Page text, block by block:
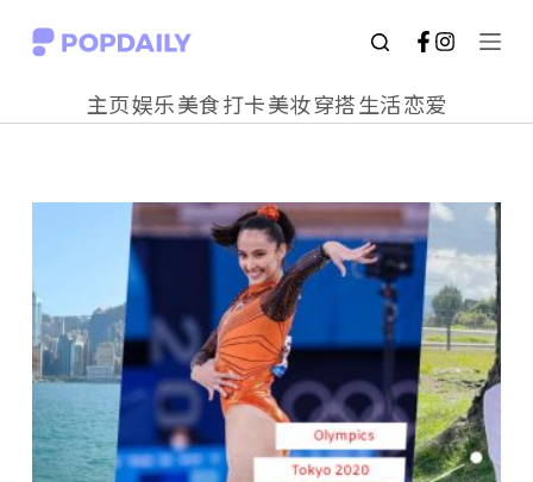
S
o
n
t
e
n
主页娱乐美食打卡美妆穿搭生活恋爱